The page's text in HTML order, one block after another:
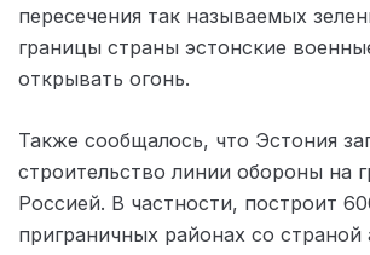
пересечения так называемых
границы страны эстонские
открывать огонь.
Также сообщалось, что Эстония
строительство линии обороны на
Россией. В частности, построит
приграничных районах со страной